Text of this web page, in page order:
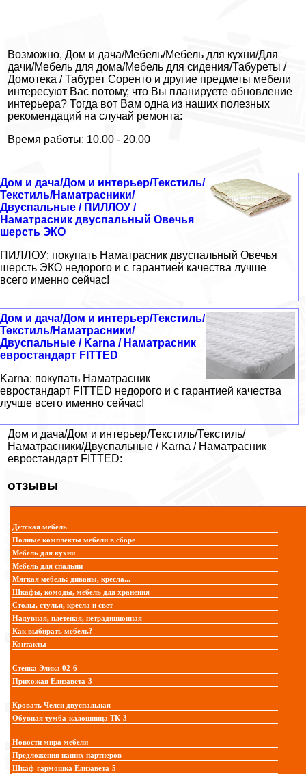
Возможно, Дом и дача/Мебель/Мебель для кухни/Для
дачи/Мебель для дома/Мебель для сидения/Табуреты /
Домотека / Табурет Соренто и другие предметы мебели
интересуют Вас потому, что Вы планируете обновление
интерьера? Тогда вот Вам одна из наших полезных
рекомендаций на случай ремонта:
Время работы: 10.00 - 20.00
Дом и дача/Дом и интерьер/Текстиль/
Текстиль/Наматрасники/
Двуспальные / ПИЛЛОУ /
Наматрасник двуспальный Овечья
шерсть ЭКО
ПИЛЛОУ: покупать Наматрасник двуспальный Овечья
шерсть ЭКО недорого и с гарантией качества лучше
всего именно сейчас!
Дом и дача/Дом и интерьер/Текстиль/
Текстиль/Наматрасники/
Двуспальные / Karna / Наматрасник
евростандарт FITTED
Karna: покупать Наматрасник
евростандарт FITTED недорого и с гарантией качества
лучше всего именно сейчас!
Дом и дача/Дом и интерьер/Текстиль/Текстиль/
Наматрасники/Двуспальные / Karna / Наматрасник
евростандарт FITTED:
отзывы
Детская мебель
Полные комплекты мебели в сборе
Мебель для кухни
Мебель для спальни
Мягкая мебель: диваны, кресла...
Шкафы, комоды, мебель для хранения
Столы, стулья, кресла и свет
Надувная, плетеная, нетрадиционная
Как выбирать мебель?
Контакты
Стенка Элика 02-6
Прихожая Елизавета-3
Кровать Челси двуспальная
Обувная тумба-калошница ТК-3
Новости мира мебели
Предложения наших партнеров
Шкаф-гармошка Елизавета-5